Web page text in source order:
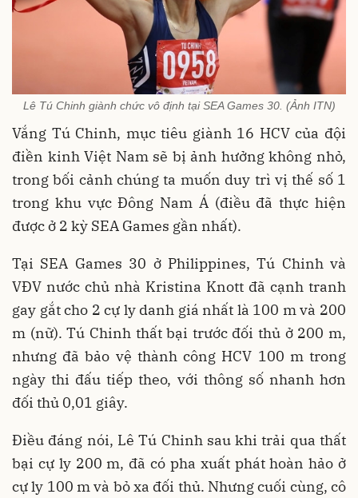
Lê Tú Chinh giành chức vô định tại SEA Games 30. (Ảnh ITN)
Vắng Tú Chinh, mục tiêu giành 16 HCV của đội
điền kinh Việt Nam sẽ bị ảnh hưởng không nhỏ,
trong bối cảnh chúng ta muốn duy trì vị thế số 1
trong khu vực Đông Nam Á (điều đã thực hiện
được ở 2 kỳ SEA Games gần nhất).
Tại SEA Games 30 ở Philippines, Tú Chinh và
VĐV nước chủ nhà Kristina Knott đã cạnh tranh
gay gắt cho 2 cự ly danh giá nhất là 100 m và 200
m (nữ). Tú Chinh thất bại trước đối thủ ở 200 m,
nhưng đã bảo vệ thành công HCV 100 m trong
ngày thi đấu tiếp theo, với thông số nhanh hơn
đối thủ 0,01 giây.
Điều đáng nói, Lê Tú Chinh sau khi trải qua thất
bại cự ly 200 m, đã có pha xuất phát hoàn hảo ở
cự ly 100 m và bỏ xa đối thủ. Nhưng cuối cùng, cô